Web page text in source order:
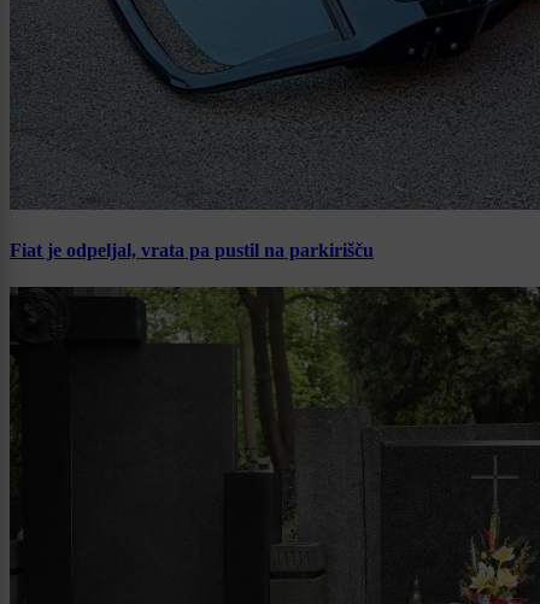
Fiat je odpeljal, vrata pa pustil na parkirišču